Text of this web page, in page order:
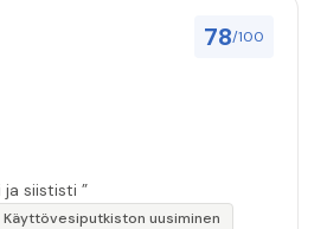
78/100
ja siististi ”
Käyttövesiputkiston uusiminen